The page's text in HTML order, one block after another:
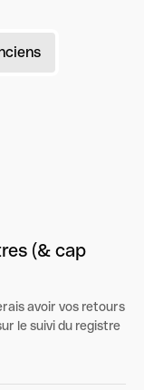
(& cap
avoir vos retours
le suivi du registre